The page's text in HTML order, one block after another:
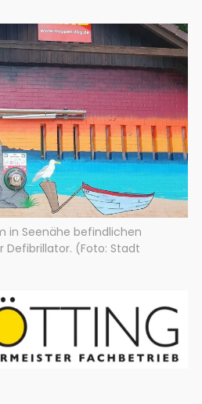
in Seenähe befindlichen
(Foto: Stadt